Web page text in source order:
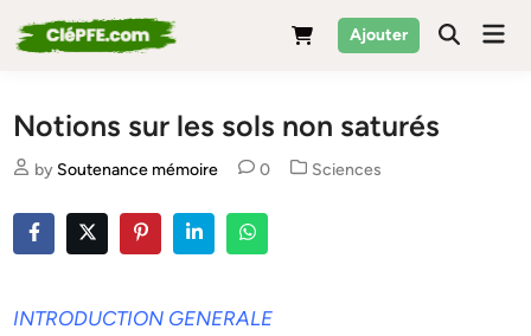
to
Ajouter
Notions sur les sols non saturés
by Soutenance mémoire 0
Posted
Sciences
INTRODUCTION GENERALE